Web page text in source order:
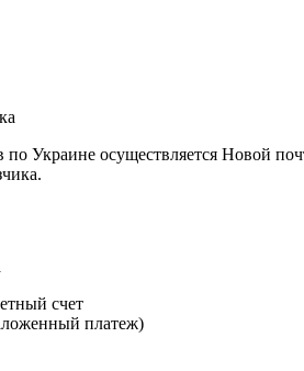
по Украине осуществляется Новой
счет
платеж)